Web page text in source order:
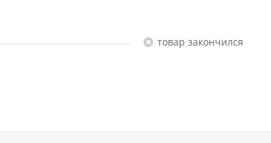
Товар закончился